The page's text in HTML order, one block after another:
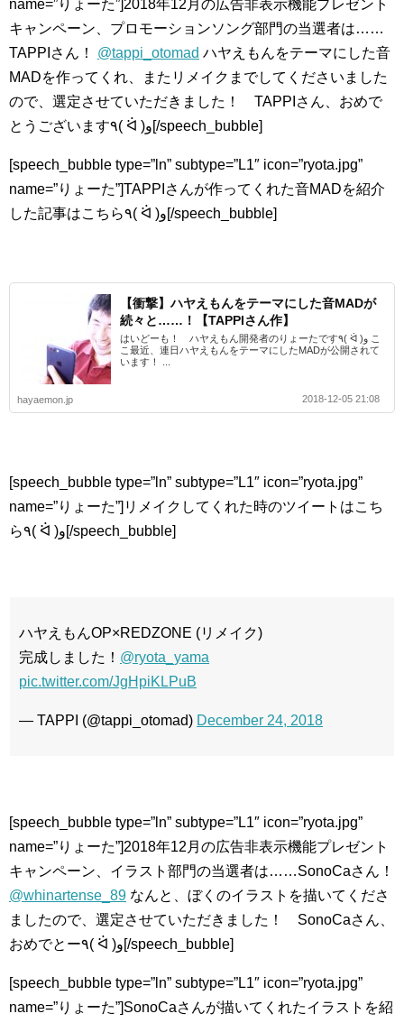
name=”りょーた”]2018年12月の広告非表示機能プレゼント
キャンペーン、プロモーションソング部門の当選者は……
TAPPIさん！ @tappi_otomad ハヤえもんをテーマにした音
MADを作ってくれ、またリメイクまでしてくださいました
ので、選定させていただきました！ TAPPIさん、おめで
とうございます٩( ᐛ )و[/speech_bubble]
[speech_bubble type=”ln” subtype=”L1″ icon=”ryota.jpg”
name=”りょーた”]TAPPIさんが作ってくれた音MADを紹介
した記事はこちら٩( ᐛ )و[/speech_bubble]
【衝撃】ハヤえもんをテーマにした音MADが
続々と……！【TAPPIさん作】
はいどーも！ ハヤえもん開発者のりょーたです٩( ᐛ )و こ
こ最近、連日ハヤえもんをテーマにしたMADが公開されて
います！ ...
hayaemon.jp 2018-12-05 21:08
[speech_bubble type=”ln” subtype=”L1″ icon=”ryota.jpg”
name=”りょーた”]リメイクしてくれた時のツイートはこち
ら٩( ᐛ )و[/speech_bubble]
ハヤえもんOP×REDZONE (リメイク)
完成しました！ @ryota_yama
pic.twitter.com/JgHpiKLPuB
— TAPPI (@tappi_otomad) December 24, 2018
[speech_bubble type=”ln” subtype=”L1″ icon=”ryota.jpg”
name=”りょーた”]2018年12月の広告非表示機能プレゼント
キャンペーン、イラスト部門の当選者は……SonoCaさん！
@whinartense_89 なんと、ぼくのイラストを描いてくださ
ましたので、選定させていただきました！ SonoCaさん、
おめでとー٩( ᐛ )و[/speech_bubble]
[speech_bubble type=”ln” subtype=”L1″ icon=”ryota.jpg”
name=”りょーた”]SonoCaさんが描いてくれたイラストを紹